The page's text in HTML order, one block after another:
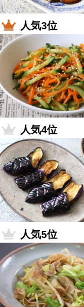
人気3位
人気4位
人気5位